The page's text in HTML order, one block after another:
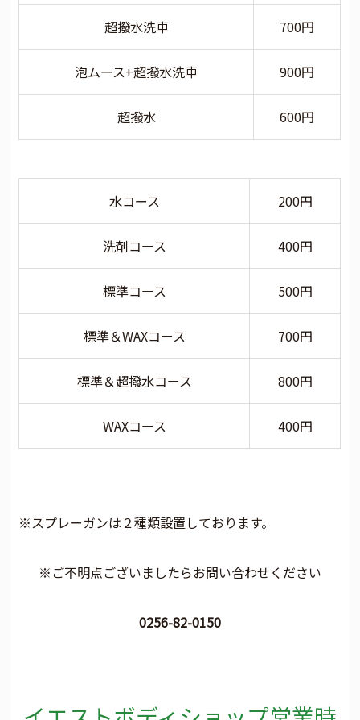
超撥水洗車 700円
泡ムース+超撥水洗車 900円
超撥水 600円
水コース 200円
洗剤コース 400円
標準コース 500円
標準＆WAXコース 700円
標準＆超撥水コース 800円
WAXコース 400円
※スプレーガンは２種類設置しております。
※ご不明点ございましたらお問い合わせください
0256-82-0150